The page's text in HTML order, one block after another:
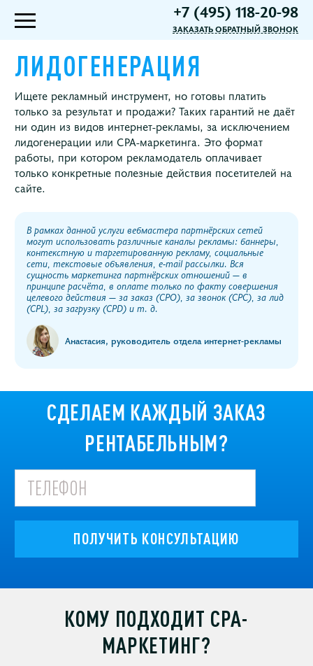
+7 (495) 118-20-98
ЗАКАЗАТЬ ОБРАТНЫЙ ЗВОНОК
ЛИДОГЕНЕРАЦИЯ
Ищете рекламный инструмент, но готовы платить
только за результат и продажи? Таких гарантий не даёт
ни один из видов интернет-рекламы, за исключением
лидогенерации или CPA-маркетинга. Это формат
работы, при котором рекламодатель оплачивает
только конкретные полезные действия посетителей на
сайте.
В рамках данной услуги вебмастера партнёрских сетей
могут использовать различные каналы рекламы: баннеры,
контекстную и таргетированную рекламу, социальные
сети, текстовые объявления, e-mail рассылки. Вся
сущность маркетинга партнёрских отношений — в
принципе расчёта, в оплате только по факту совершения
целевого действия — за заказ (CPO), за звонок (CPC), за лид
(CPL), за загрузку (CPD) и т. д.
Анастасия, руководитель отдела интернет-рекламы
СДЕЛАЕМ КАЖДЫЙ ЗАКАЗ
РЕНТАБЕЛЬНЫМ?
ПОЛУЧИТЬ КОНСУЛЬТАЦИЮ
КОМУ ПОДХОДИТ CPA-
МАРКЕТИНГ?